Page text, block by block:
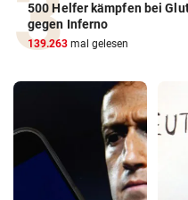
500 Helfer kämpfen bei
gegen Inferno
139.263 mal gelesen